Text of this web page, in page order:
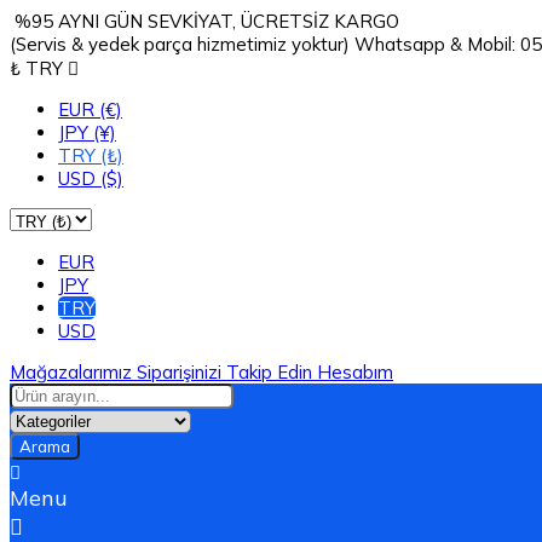
%95 AYNI GÜN SEVKİYAT, ÜCRETSİZ KARGO
(Servis & yedek parça hizmetimiz yoktur) Whatsapp & Mobil:
₺ TRY 
EUR (€)
JPY (¥)
TRY (₺)
USD ($)
EUR
JPY
TRY
USD
Mağazalarımız Siparişinizi Takip Edin Hesabım
Arama

Menu
